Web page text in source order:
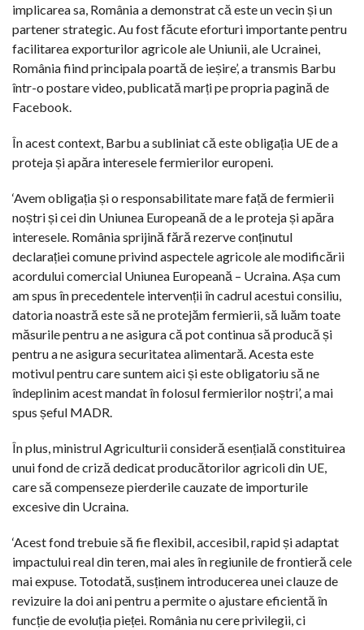
implicarea sa, România a demonstrat că este un vecin și un
partener strategic. Au fost făcute eforturi importante pentru
facilitarea exporturilor agricole ale Uniunii, ale Ucrainei,
România fiind principala poartă de ieșire’, a transmis Barbu
într-o postare video, publicată marți pe propria pagină de
Facebook.
În acest context, Barbu a subliniat că este obligația UE de a
proteja și apăra interesele fermierilor europeni.
‘Avem obligația și o responsabilitate mare față de fermierii
noștri și cei din Uniunea Europeană de a le proteja și apăra
interesele. România sprijină fără rezerve conținutul
declarației comune privind aspectele agricole ale modificării
acordului comercial Uniunea Europeană – Ucraina. Așa cum
am spus în precedentele intervenții în cadrul acestui consiliu,
datoria noastră este să ne protejăm fermierii, să luăm toate
măsurile pentru a ne asigura că pot continua să producă și
pentru a ne asigura securitatea alimentară. Acesta este
motivul pentru care suntem aici și este obligatoriu să ne
îndeplinim acest mandat în folosul fermierilor noștri’, a mai
spus șeful MADR.
În plus, ministrul Agriculturii consideră esențială constituirea
unui fond de criză dedicat producătorilor agricoli din UE,
care să compenseze pierderile cauzate de importurile
excesive din Ucraina.
‘Acest fond trebuie să fie flexibil, accesibil, rapid și adaptat
impactului real din teren, mai ales în regiunile de frontieră cele
mai expuse. Totodată, susținem introducerea unei clauze de
revizuire la doi ani pentru a permite o ajustare eficientă în
funcție de evoluția pieței. România nu cere privilegii, ci